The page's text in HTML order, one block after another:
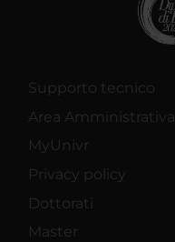
Supporto tecnico
Area Amministrativa
MyUnivr
Privacy policy
Dottorati
Master